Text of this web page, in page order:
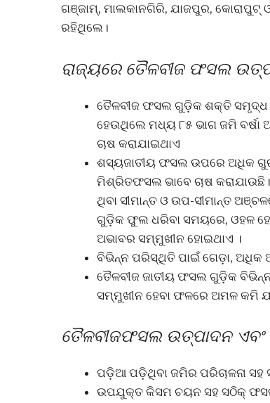
ଗଞ୍ଜାମ୍, ମାଲକାନଗିରି, ଯାଜପୁର,
ରହିଥିଲେ।
ରାଜ୍ୟରେ ତୈଳବୀଜ ଫସଲ
ତୈଳବୀଜ ଫସଲ ଗୁଡ଼ିକ ଶକ୍ତି ସମୃଦ୍ଧ
ହେଉଥିଲେ ମଧ୍ୟ ୮୫ ଭାଗ ଜମି
ଚାଷ କରାଯାଇଥାଏ
ଶସ୍ୟଜାତୀୟ ଫସଲ ଉପରେ ଅଧିକ
ମିଶ୍ରିତଫସଲ ଭାବେ ଚାଷ
ଥିବା ସୀମାନ୍ତ ଓ ଉପ-ସୀମାନ୍ତ
ଗୁଡ଼ିକ ଫୁଲ ଧରିବା ସମୟରେ, ଓହଳ
ଅଭାବର ସମ୍ମୁଖୀନ ହୋଇଥାଏ ।
ବିଭିନ୍ନ ପରିସ୍ଥିତି ପାଇଁ ଗେଡ଼ା, ଅଧିକ
ତୈଳବୀଜ ଜାତୀୟ ଫସଲ ଗୁଡ଼ିକ
ସମ୍ମୁଖୀନ ହେବା ଫଳରେ ଅମଳ କମି
ତୈଳବୀଜଫସଲ ଉତ୍ପାଦନ ଏବଂ
ପଡ଼ିଆ ପଡ଼ିଥିବା ଜମିର ପରିଚାଳନା
ଉପଯୁକ୍ତ କିସମ ଚୟନ ସହ ସଠିକ୍